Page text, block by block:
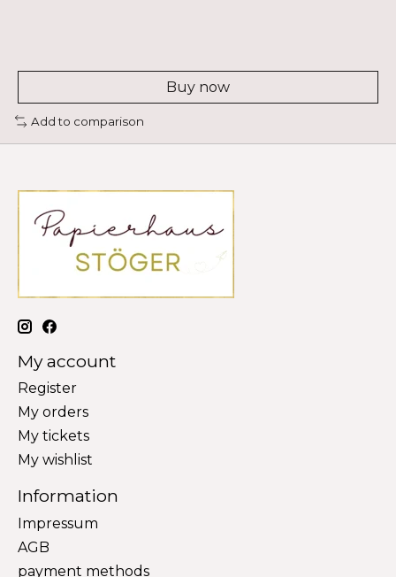
Buy now
Add to comparison
My account
Register
My orders
My tickets
My wishlist
Information
Impressum
AGB
payment methods